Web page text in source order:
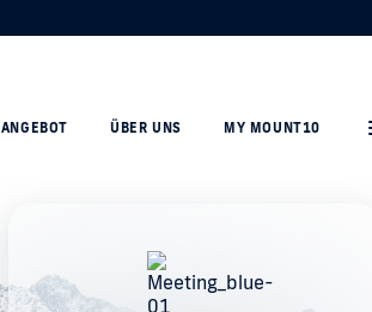
ANGEBOT ÜBER UNS MY MOUNT10